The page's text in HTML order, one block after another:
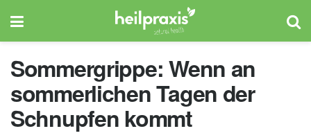
Sommergrippe: Wenn an
sommerlichen Tagen der
Schnupfen kommt